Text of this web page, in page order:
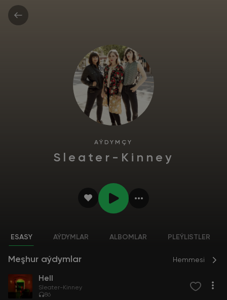
AÝDYMÇY
Sleater-Kinney
ESASY AÝDYMLAR ALBOMLAR PLEÝLISTLER
Meşhur aýdymlar Hemmesi
Hell
Sleater-Kinney
86